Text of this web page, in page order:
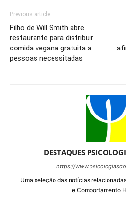
Previous article
Filho de Will Smith abre
restaurante para distribuir
comida vegana gratuita a
pessoas necessitadas
DESTAQUES
https://
Uma seleção das notícias
e Comportamento